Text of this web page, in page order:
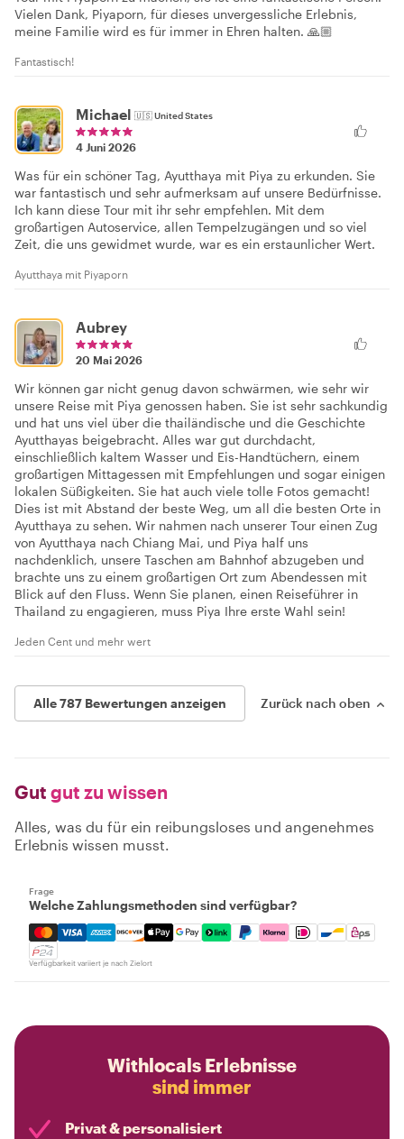
Vielen Dank, Piyaporn, für dieses unvergessliche Erlebnis,
meine Familie wird es für immer in Ehren halten. 🙏🏼
Fantastisch!
Michael 🇺🇸United States
4 Juni 2026
Was für ein schöner Tag, Ayutthaya mit Piya zu erkunden. Sie
war fantastisch und sehr aufmerksam auf unsere Bedürfnisse.
Ich kann diese Tour mit ihr sehr empfehlen. Mit dem
großartigen Autoservice, allen Tempelzugängen und so viel
Zeit, die uns gewidmet wurde, war es ein erstaunlicher Wert.
Ayutthaya mit Piyaporn
Aubrey
20 Mai 2026
Wir können gar nicht genug davon schwärmen, wie sehr wir
unsere Reise mit Piya genossen haben. Sie ist sehr sachkundig
und hat uns viel über die thailändische und die Geschichte
Ayutthayas beigebracht. Alles war gut durchdacht,
einschließlich kaltem Wasser und Eis-Handtüchern, einem
großartigen Mittagessen mit Empfehlungen und sogar einigen
lokalen Süßigkeiten. Sie hat auch viele tolle Fotos gemacht!
Dies ist mit Abstand der beste Weg, um all die besten Orte in
Ayutthaya zu sehen. Wir nahmen nach unserer Tour einen Zug
von Ayutthaya nach Chiang Mai, und Piya half uns
nachdenklich, unsere Taschen am Bahnhof abzugeben und
brachte uns zu einem großartigen Ort zum Abendessen mit
Blick auf den Fluss. Wenn Sie planen, einen Reiseführer in
Thailand zu engagieren, muss Piya Ihre erste Wahl sein!
Jeden Cent und mehr wert
Alle 787 Bewertungen anzeigen Zurück nach oben
Gut gut zu wissen
Alles, was du für ein reibungsloses und angenehmes
Erlebnis wissen musst.
Frage
Welche Zahlungsmethoden sind verfügbar?
Mastercard, Visa, Amex, Discover, Apple Pay, Google
Verfügbarkeit variiert je nach Zielort
Withlocals Erlebnisse
sind immer
Privat & personalisiert